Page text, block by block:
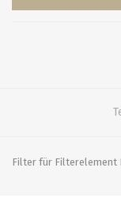
Filter für Filterelement